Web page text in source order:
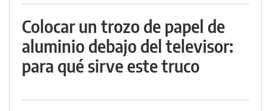
Colocar un trozo de papel de
aluminio debajo del televisor:
para qué sirve este truco